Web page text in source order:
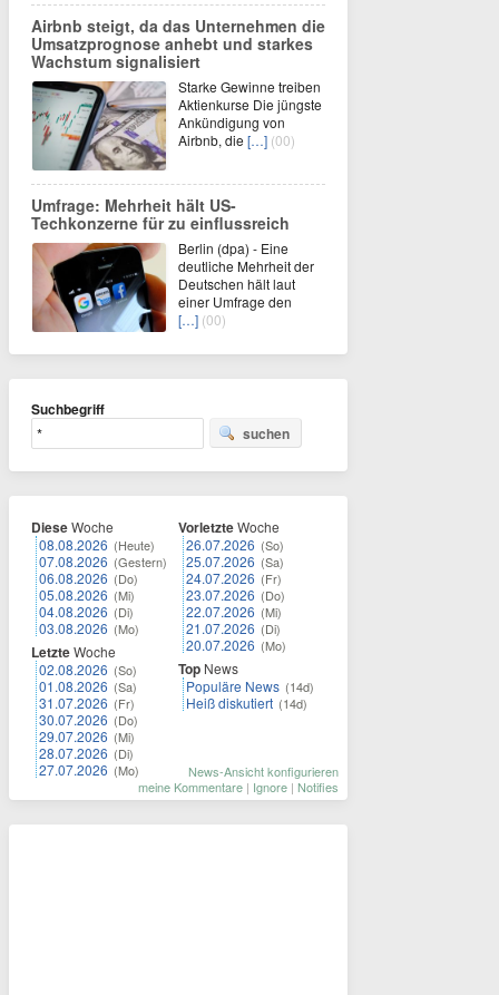
Airbnb steigt, da das Unternehmen die
Umsatzprognose anhebt und starkes
Wachstum signalisiert
Starke Gewinne treiben
Aktienkurse Die jüngste
Ankündigung von
Airbnb, die […] (00)
Umfrage: Mehrheit hält US-
Techkonzerne für zu einflussreich
Berlin (dpa) - Eine
deutliche Mehrheit der
Deutschen hält laut
einer Umfrage den
[…] (00)
Suchbegriff
suchen
DieseWoche
08.08.2026 (Heute)
07.08.2026 (Gestern)
06.08.2026 (Do)
05.08.2026 (Mi)
04.08.2026 (Di)
03.08.2026 (Mo)
LetzteWoche
02.08.2026 (So)
01.08.2026 (Sa)
31.07.2026 (Fr)
30.07.2026 (Do)
29.07.2026 (Mi)
28.07.2026 (Di)
27.07.2026 (Mo)
VorletzteWoche
26.07.2026 (So)
25.07.2026 (Sa)
24.07.2026 (Fr)
23.07.2026 (Do)
22.07.2026 (Mi)
21.07.2026 (Di)
20.07.2026 (Mo)
Top News
Populäre News (14d)
Heiß diskutiert (14d)
News-Ansicht konfigurieren
meine Kommentare | Ignore | Notifies